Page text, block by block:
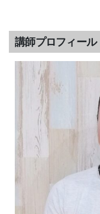
講師プロフィール